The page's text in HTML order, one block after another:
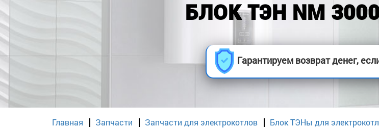
БЛОК ТЭН NM
Гарантируем возврат денег,
Главная Запчасти Запчасти для электрокотлов Блок ТЭНы для